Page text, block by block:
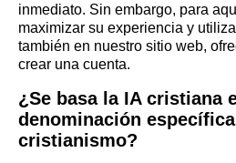
inmediato. Sin embargo, para
maximizar su experiencia y
también en nuestro sitio web,
crear una cuenta.
¿Se basa la IA cristiana
denominación
cristianismo?